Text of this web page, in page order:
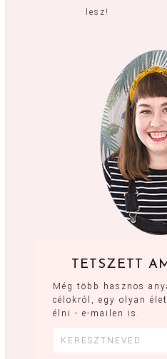
lesz!
TETSZETT
Még több hasznos
célokról, egy olyan
élni - e-mailen is.